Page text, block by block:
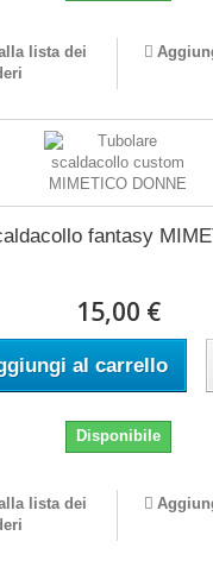
lista dei
fantasy
15,00 €
al carrello
Disponibile
lista dei